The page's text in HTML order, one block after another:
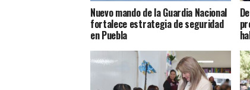
Nuevo mando de la Guardia Nacional
fortalece estrategia de seguridad
en Puebla